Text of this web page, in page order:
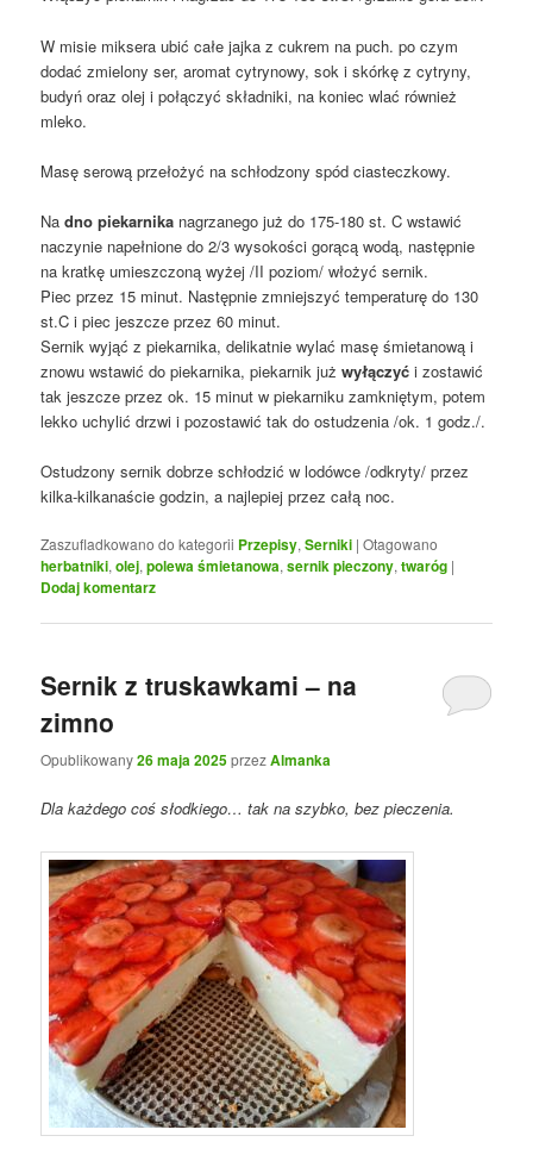
W misie miksera ubić całe jajka z cukrem na puch. po czym
dodać zmielony ser, aromat cytrynowy, sok i skórkę z cytryny,
budyń oraz olej i połączyć składniki, na koniec wlać również
mleko.
Masę serową przełożyć na schłodzony spód ciasteczkowy.
Nadno piekarnika nagrzanego już do 175-180 st. C wstawić
naczynie napełnione do 2/3 wysokości gorącą wodą, następnie
na kratkę umieszczoną wyżej /II poziom/ włożyć sernik.
Piec przez 15 minut. Następnie zmniejszyć temperaturę do 130
st.C i piec jeszcze przez 60 minut.
Sernik wyjąć z piekarnika, delikatnie wylać masę śmietanową i
znowu wstawić do piekarnika, piekarnik jużwyłączyć i zostawić
tak jeszcze przez ok. 15 minut w piekarniku zamkniętym, potem
lekko uchylić drzwi i pozostawić tak do ostudzenia /ok. 1 godz./.
Ostudzony sernik dobrze schłodzić w lodówce /odkryty/ przez
kilka-kilkanaście godzin, a najlepiej przez całą noc.
Zaszufladkowano do kategorii Przepisy,Serniki |Otagowano
herbatniki,olej,polewa śmietanowa,sernik pieczony,twaróg |
Dodaj komentarz
Sernik z truskawkami – na
zimno
Opublikowany26 maja 2025przezAlmanka
Dla każdego coś słodkiego… tak na szybko, bez pieczenia.